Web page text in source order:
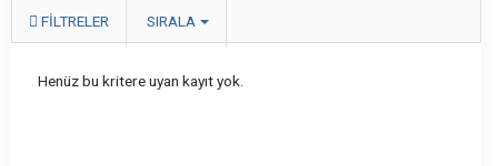
FILTRELER SIRALA
Henüz bu kritere uyan kayıt yok.